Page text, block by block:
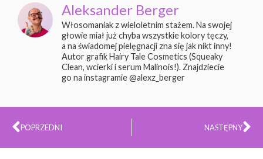
Aleksander Berger
Włosomaniak z wieloletnim stażem. Na swojej
głowie miał już chyba wszystkie kolory tęczy,
a na świadomej pielęgnacji zna się jak nikt inny!
Autor grafik Hairy Tale Cosmetics (Squeaky
Clean, wcierki i serum Malinois!). Znajdziecie
go na instagramie @alexz_berger
Prev
POPRZEDNI NASTĘPNY